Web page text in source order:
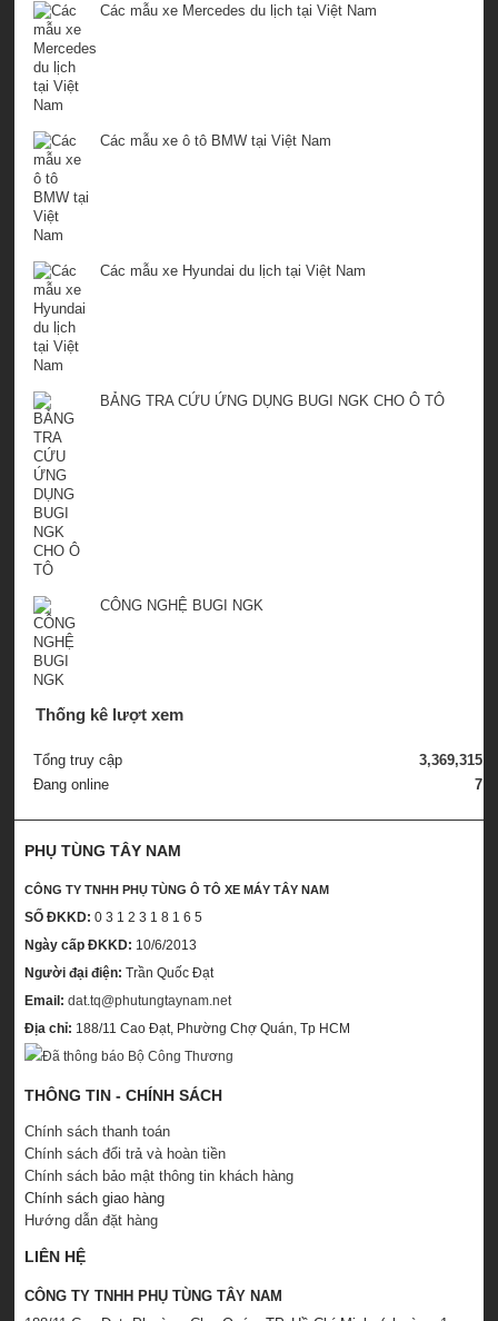
Các mẫu xe Mercedes du lịch tại Việt Nam
Các mẫu xe ô tô BMW tại Việt Nam
Các mẫu xe Hyundai du lịch tại Việt Nam
BẢNG TRA CỨU ỨNG DỤNG BUGI NGK CHO Ô TÔ
CÔNG NGHỆ BUGI NGK
Thống kê lượt xem
Tổng truy cập
3,369,315
Đang online
7
PHỤ TÙNG TÂY NAM
CÔNG TY TNHH PHỤ TÙNG Ô TÔ XE MÁY TÂY NAM
SỐ ĐKKD: 0 3 1 2 3 1 8 1 6 5
Ngày cấp ĐKKD: 10/6/2013
Người đại điện: Trần Quốc Đạt
Email: dat.tq@phutungtaynam.net
Địa chỉ: 188/11 Cao Đạt, Phường Chợ Quán, Tp HCM
THÔNG TIN - CHÍNH SÁCH
Chính sách thanh toán
Chính sách đổi trả và hoàn tiền
Chính sách bảo mật thông tin khách hàng
Chính sách giao hàng
Hướng dẫn đặt hàng
LIÊN HỆ
CÔNG TY TNHH PHỤ TÙNG TÂY NAM